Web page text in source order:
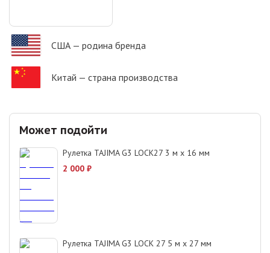
США — родина бренда
Китай — страна производства
Может подойти
Рулетка TAJIMA G3 LOCK27 3 м x 16 мм
2 000 ₽
Рулетка TAJIMA G3 LOCK 27 5 м x 27 мм